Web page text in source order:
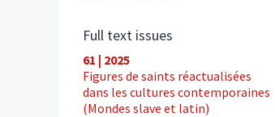
Full text issues
61 | 2025
Figures de saints réactualisées
dans les cultures contemporaines
(Mondes slave et latin)